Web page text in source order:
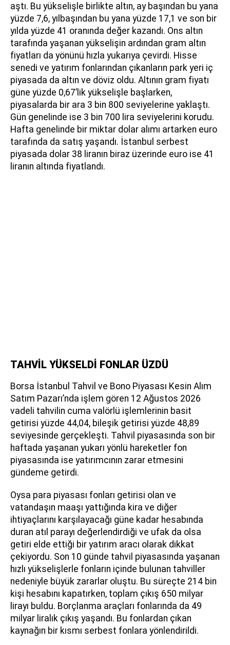
aştı. Bu yükselişle birlikte altın, ay başından bu yana
yüzde 7,6, yılbaşından bu yana yüzde 17,1 ve son bir
yılda yüzde 41 oranında değer kazandı. Ons altın
tarafında yaşanan yükselişin ardından gram altın
fiyatları da yönünü hızla yukarıya çevirdi. Hisse
senedi ve yatırım fonlarından çıkanların park yeri iç
piyasada da altın ve döviz oldu. Altının gram fiyatı
güne yüzde 0,67’lik yükselişle başlarken,
piyasalarda bir ara 3 bin 800 seviyelerine yaklaştı.
Gün genelinde ise 3 bin 700 lira seviyelerini korudu.
Hafta genelinde bir miktar dolar alımı artarken euro
tarafında da satış yaşandı. İstanbul serbest
piyasada dolar 38 liranın biraz üzerinde euro ise 41
liranın altında fiyatlandı.
TAHVİL YÜKSELDİ FONLAR ÜZDÜ
Borsa İstanbul Tahvil ve Bono Piyasası Kesin Alım
Satım Pazarı’nda işlem gören 12 Ağustos 2026
vadeli tahvilin cuma valörlü işlemlerinin basit
getirisi yüzde 44,04, bileşik getirisi yüzde 48,89
seviyesinde gerçekleşti. Tahvil piyasasında son bir
haftada yaşanan yukarı yönlü hareketler fon
piyasasında ise yatırımcının zarar etmesini
gündeme getirdi.
Oysa para piyasası fonları getirisi olan ve
vatandaşın maaşı yattığında kira ve diğer
ihtiyaçlarını karşılayacağı güne kadar hesabında
duran atıl parayı değerlendirdiği ve ufak da olsa
getiri elde ettiği bir yatırım aracı olarak dikkat
çekiyordu. Son 10 günde tahvil piyasasında yaşanan
hızlı yükselişlerle fonların içinde bulunan tahviller
nedeniyle büyük zararlar oluştu. Bu süreçte 214 bin
kişi hesabını kapatırken, toplam çıkış 650 milyar
lirayı buldu. Borçlanma araçları fonlarında da 49
milyar liralık çıkış yaşandı. Bu fonlardan çıkan
kaynağın bir kısmı serbest fonlara yönlendirildi.